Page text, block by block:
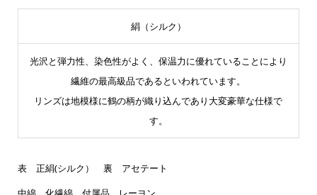
絹（シルク）
光沢と弾力性、染色性がよく、保温力に優れていることにより
繊維の最高級品であるといわれています。
リンズは地模様に鶴の柄が織り込んであり大変豪華な仕様で
す。
表 正絹(シルク） 裏 アセテート